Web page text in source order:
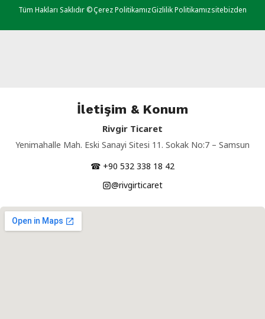
Tüm Hakları Saklıdır ©Çerez PolitikamızGizlilik Politikamızsitebizden
İletişim & Konum
Rivgir Ticaret
Yenimahalle Mah. Eski Sanayi Sitesi 11. Sokak No:7 – Samsun
☎ +90 532 338 18 42
@rivgirticaret